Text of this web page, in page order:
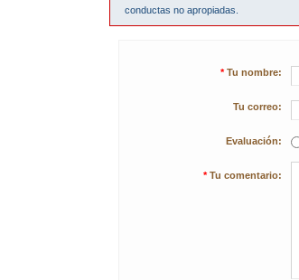
conductas no apropiadas.
* Tu nombre:
Tu correo:
Evaluación:
* Tu comentario: